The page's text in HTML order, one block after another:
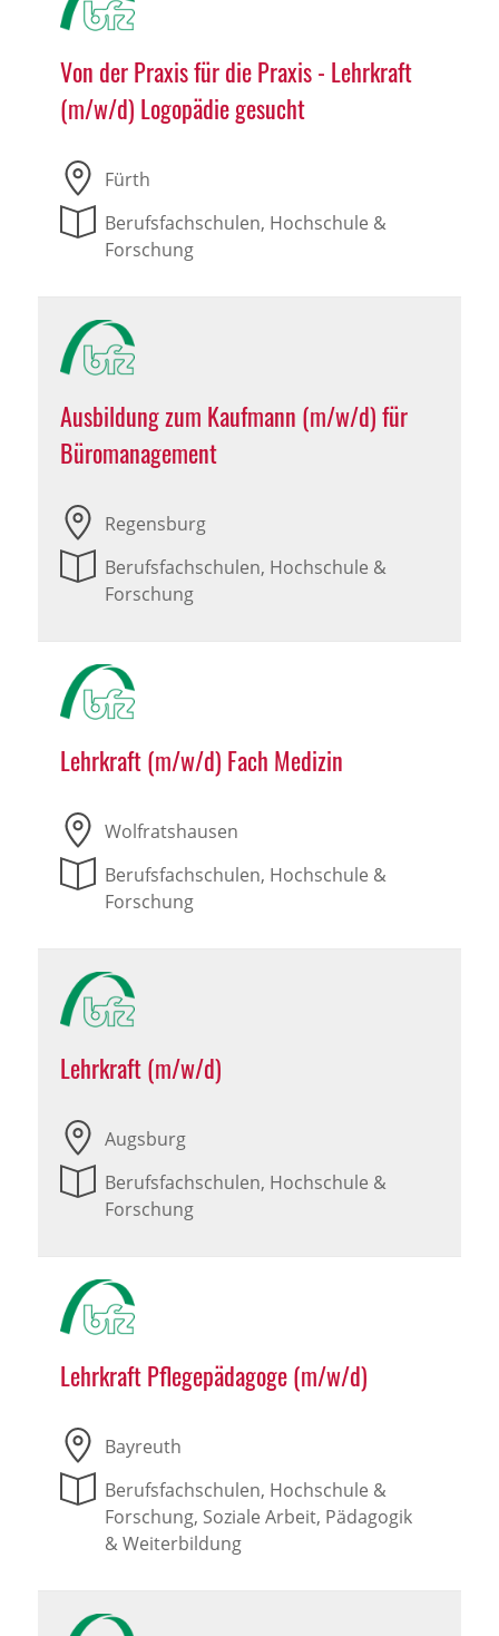
Von der Praxis für die Praxis - Lehrkraft
(m/w/d) Logopädie gesucht
Fürth
Berufsfachschulen, Hochschule &
Forschung
Ausbildung zum Kaufmann (m/w/d) für
Büromanagement
Regensburg
Berufsfachschulen, Hochschule &
Forschung
Lehrkraft (m/w/d) Fach Medizin
Wolfratshausen
Berufsfachschulen, Hochschule &
Forschung
Lehrkraft (m/w/d)
Augsburg
Berufsfachschulen, Hochschule &
Forschung
Lehrkraft Pflegepädagoge (m/w/d)
Bayreuth
Berufsfachschulen, Hochschule &
Forschung, Soziale Arbeit, Pädagogik
& Weiterbildung